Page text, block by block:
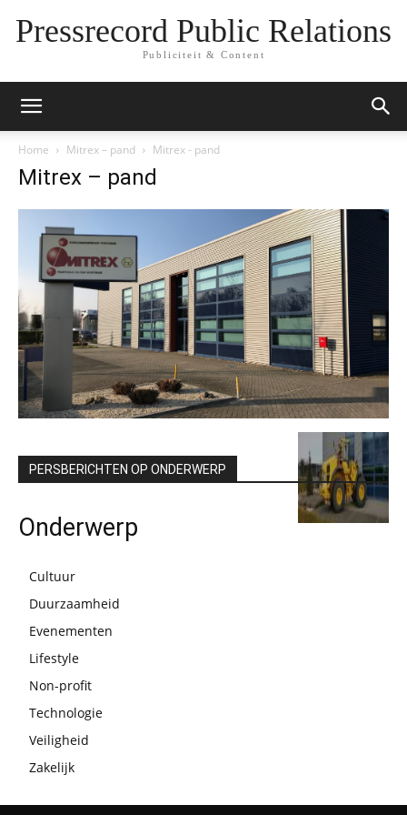
Pressrecord Public Relations
Publiciteit & Content
Home Mitrex – pand Mitrex - pand
Mitrex – pand
PERSBERICHTEN OP ONDERWERP
Onderwerp
Cultuur
Duurzaamheid
Evenementen
Lifestyle
Non-profit
Technologie
Veiligheid
Zakelijk